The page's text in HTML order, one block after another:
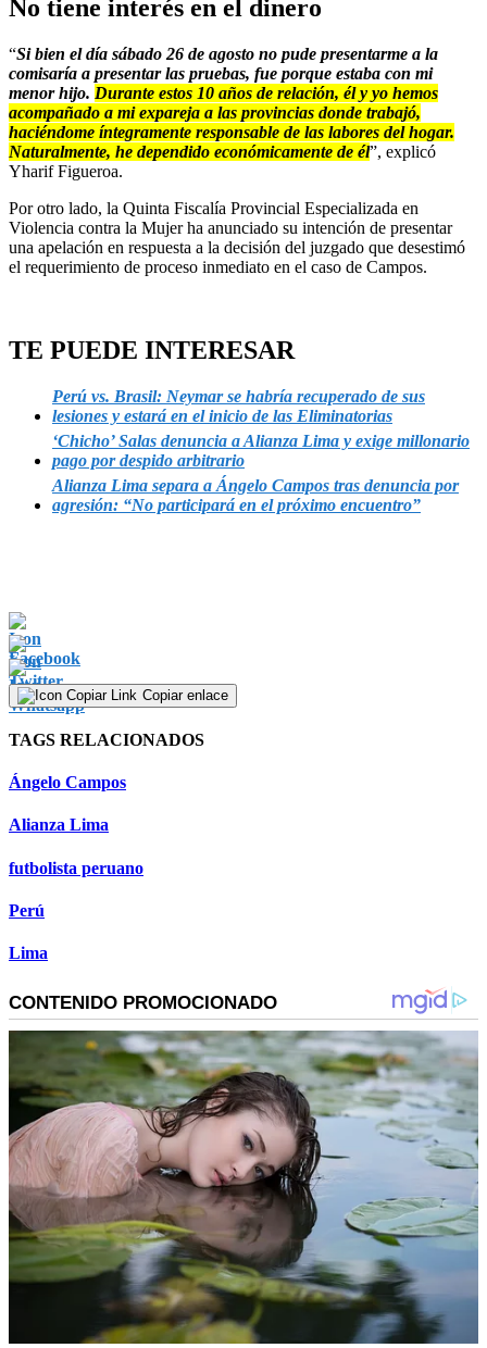
No tiene interés en el dinero
“Si bien el día sábado 26 de agosto no pude presentarme a la
comisaría a presentar las pruebas, fue porque estaba con mi
menor hijo. Durante estos 10 años de relación, él y yo hemos
acompañado a mi expareja a las provincias donde trabajó,
haciéndome íntegramente responsable de las labores del hogar.
Naturalmente, he dependido económicamente de él”, explicó
Yharif Figueroa.
Por otro lado, la Quinta Fiscalía Provincial Especializada en
Violencia contra la Mujer ha anunciado su intención de presentar
una apelación en respuesta a la decisión del juzgado que desestimó
el requerimiento de proceso inmediato en el caso de Campos.
TE PUEDE INTERESAR
Perú vs. Brasil: Neymar se habría recuperado de sus
lesiones y estará en el inicio de las Eliminatorias
‘Chicho’ Salas denuncia a Alianza Lima y exige millonario
pago por despido arbitrario
Alianza Lima separa a Ángelo Campos tras denuncia por
agresión: “No participará en el próximo encuentro”
Copiar enlace
TAGS RELACIONADOS
Ángelo Campos
Alianza Lima
futbolista peruano
Perú
Lima